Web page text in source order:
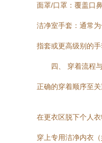
面罩/口罩：覆盖口
洁净室手套：通常
指套或更高级别的手
四、 穿着流程
正确的穿着顺序至
在更衣区脱下个人衣
穿上专用洁净内衣（